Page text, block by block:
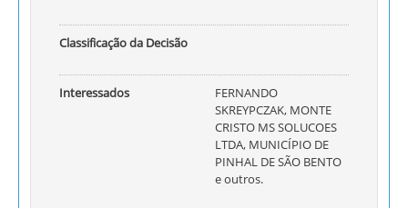
Classificação da Decisão
Interessados
FERNANDO
SKREYPCZAK, MONTE
CRISTO MS SOLUCOES
LTDA, MUNICÍPIO DE
PINHAL DE SÃO BENTO
e outros.